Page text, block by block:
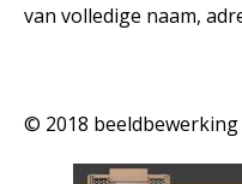
van volledige naam,
© 2018 beeldbewerking